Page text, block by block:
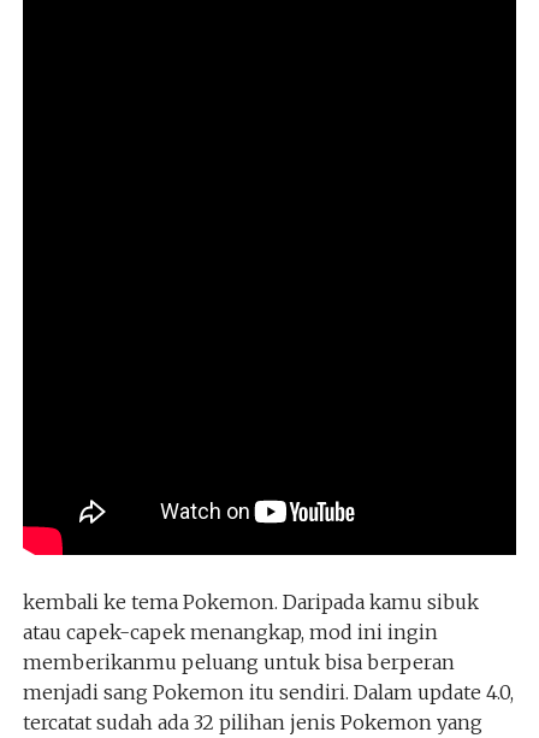
kembali ke tema Pokemon. Daripada kamu sibuk
atau capek-capek menangkap, mod ini ingin
memberikanmu peluang untuk bisa berperan
menjadi sang Pokemon itu sendiri. Dalam update 4.0,
tercatat sudah ada 32 pilihan jenis Pokemon yang